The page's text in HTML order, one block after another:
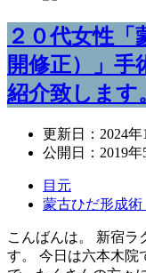
２０代女性「
開修正）」手
紹介致します
更新日： 2024年
公開日： 2019年
目元
蒙古ひだ形成術
こんばんは。 新宿ラ
す。 今日は六本木院